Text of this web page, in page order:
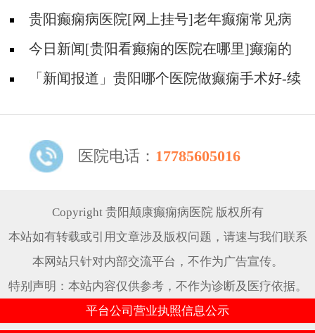
发？贵阳癫痫病医院[网上挂号]老年癫痫常见病
因! 今日新闻[贵阳看癫痫的医院在哪里]癫痫的
具体病因有哪些？
「新闻报道」贵阳哪个医院做癫痫手术好-续
医院电话： 17785605016
Copyright 贵阳颠康癫痫病医院 版权所有
本站如有转载或引用文章涉及版权问题，请速与我们联系
本网站只针对内部交流平台，不作为广告宣传。
特别声明：本站内容仅供参考，不作为诊断及医疗依据。
平台公司营业执照信息公示